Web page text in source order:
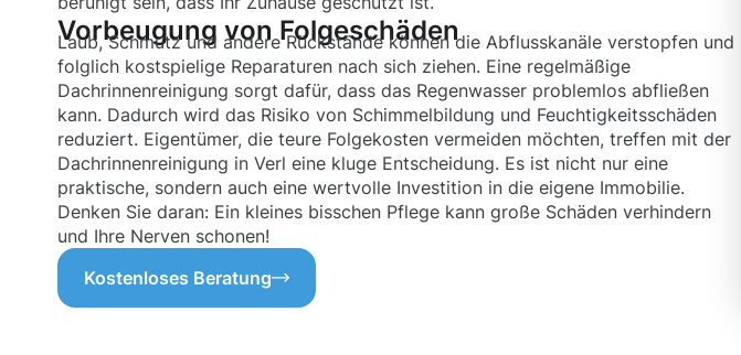
Vorbeugung von Folgeschäden
Laub, Schmutz und andere Rückstände können die Abflusskanäle verstopfen und
folglich kostspielige Reparaturen nach sich ziehen. Eine regelmäßige
Dachrinnenreinigung sorgt dafür, dass das Regenwasser problemlos abfließen
kann. Dadurch wird das Risiko von Schimmelbildung und Feuchtigkeitsschäden
reduziert. Eigentümer, die teure Folgekosten vermeiden möchten, treffen mit der
Dachrinnenreinigung in Verl eine kluge Entscheidung. Es ist nicht nur eine
praktische, sondern auch eine wertvolle Investition in die eigene Immobilie.
Denken Sie daran: Ein kleines bisschen Pflege kann große Schäden verhindern
und Ihre Nerven schonen!
Kostenloses Beratung